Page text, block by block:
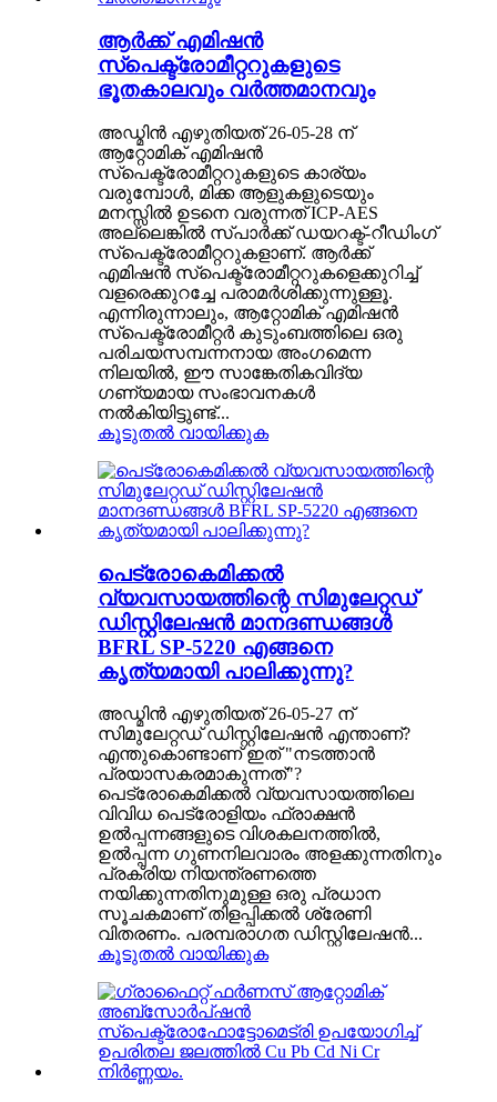
ആർക്ക് എമിഷൻ
സ്പെക്ട്രോമീറ്ററുകളുടെ
ഭൂതകാലവും വർത്തമാനവും
അഡ്മിൻ എഴുതിയത് 26-05-28 ന്
ആറ്റോമിക് എമിഷൻ
സ്പെക്ട്രോമീറ്ററുകളുടെ കാര്യം
വരുമ്പോൾ, മിക്ക ആളുകളുടെയും
മനസ്സിൽ ഉടനെ വരുന്നത് ICP-AES
അല്ലെങ്കിൽ സ്പാർക്ക് ഡയറക്ട്-റീഡിംഗ്
സ്പെക്ട്രോമീറ്ററുകളാണ്. ആർക്ക്
എമിഷൻ സ്പെക്ട്രോമീറ്ററുകളെക്കുറിച്ച്
വളരെക്കുറച്ചേ പരാമർശിക്കുന്നുള്ളൂ.
എന്നിരുന്നാലും, ആറ്റോമിക് എമിഷൻ
സ്പെക്ട്രോമീറ്റർ കുടുംബത്തിലെ ഒരു
പരിചയസമ്പന്നനായ അംഗമെന്ന
നിലയിൽ, ഈ സാങ്കേതികവിദ്യ
ഗണ്യമായ സംഭാവനകൾ
നൽകിയിട്ടുണ്ട്...
കൂടുതൽ വായിക്കുക
പെട്രോകെമിക്കൽ
വ്യവസായത്തിന്റെ സിമുലേറ്റഡ്
ഡിസ്റ്റിലേഷൻ മാനദണ്ഡങ്ങൾ
BFRL SP-5220 എങ്ങനെ
കൃത്യമായി പാലിക്കുന്നു?
അഡ്മിൻ എഴുതിയത് 26-05-27 ന്
സിമുലേറ്റഡ് ഡിസ്റ്റിലേഷൻ എന്താണ്?
എന്തുകൊണ്ടാണ് ഇത് "നടത്താൻ
പ്രയാസകരമാകുന്നത്"?
പെട്രോകെമിക്കൽ വ്യവസായത്തിലെ
വിവിധ പെട്രോളിയം ഫ്രാക്ഷൻ
ഉൽപ്പന്നങ്ങളുടെ വിശകലനത്തിൽ,
ഉൽപ്പന്ന ഗുണനിലവാരം അളക്കുന്നതിനും
പ്രക്രിയ നിയന്ത്രണത്തെ
നയിക്കുന്നതിനുമുള്ള ഒരു പ്രധാന
സൂചകമാണ് തിളപ്പിക്കൽ ശ്രേണി
വിതരണം. പരമ്പരാഗത ഡിസ്റ്റിലേഷൻ...
കൂടുതൽ വായിക്കുക